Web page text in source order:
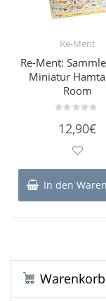
Re-Ment
Re-Ment:
Miniatur
Room
mit
12,90€
In den
Warenkorb